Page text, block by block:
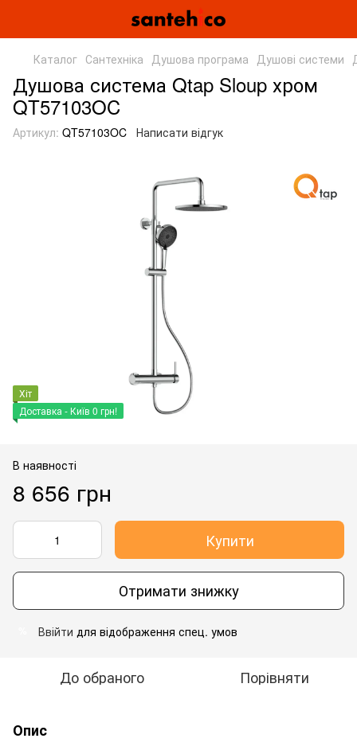
Каталог Сантехніка Душова програма Душові системи
Душова система Qtap Sloup хром
QT57103OC
Артикул: QT57103OC Написати відгук
Хіт
Доставка - Київ 0 грн!
В наявності
8 656 грн
Купити
Отримати знижку
Ввійти для відображення спец. умов
До обраного Порівняти
Опис